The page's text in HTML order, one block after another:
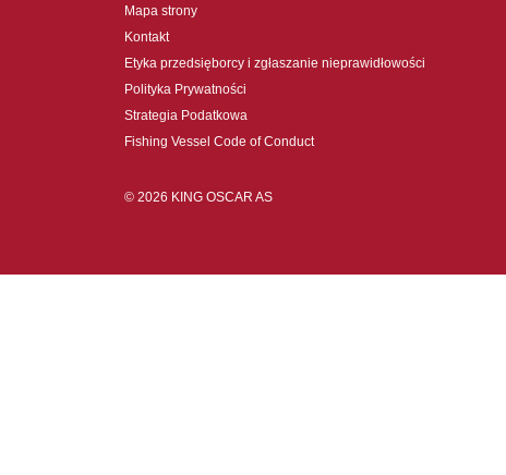
Mapa strony
Kontakt
Etyka przedsięborcy i zgłaszanie nieprawidłowości
Polityka Prywatności
Strategia Podatkowa
Fishing Vessel Code of Conduct
© 2026 KING OSCAR AS